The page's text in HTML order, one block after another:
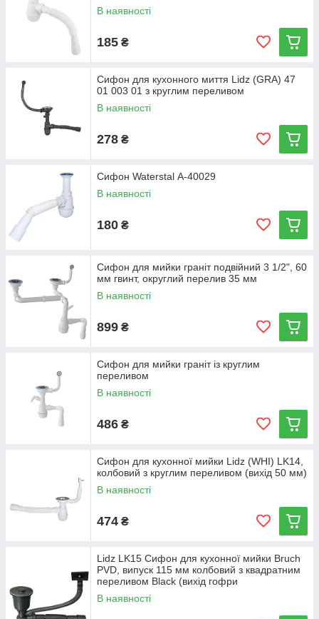
В наявності
185 ₴
Сифон для кухонного миття Lidz (GRA) 47
01 003 01 з круглим переливом
В наявності
278 ₴
Сифон Waterstal А-40029
В наявності
180 ₴
Сифон для мийки граніт подвійний 3 1/2", 60
мм гвинт, округлий перелив 35 мм
В наявності
899 ₴
Сифон для мийки граніт із круглим
переливом
В наявності
486 ₴
Сифон для кухонної мийки Lidz (WHI) LK14,
колбовий з круглим переливом (вихід 50 мм)
В наявності
474 ₴
Lidz LK15 Сифон для кухонної мийки Bruch
PVD, випуск 115 мм колбовий з квадратним
переливом Black (вихід гофри
В наявності